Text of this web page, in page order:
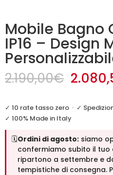
Mobile Bagno
IP16 – Design
2.190,00€ Il
prezzo
era:
✓ 10 rate tasso zero · ✓
✓ 100% Made in Italy
🗓️Ordini di agosto: siamo
confermiamo subito il tuo
ripartono a settembre e
tempistiche di consegna.